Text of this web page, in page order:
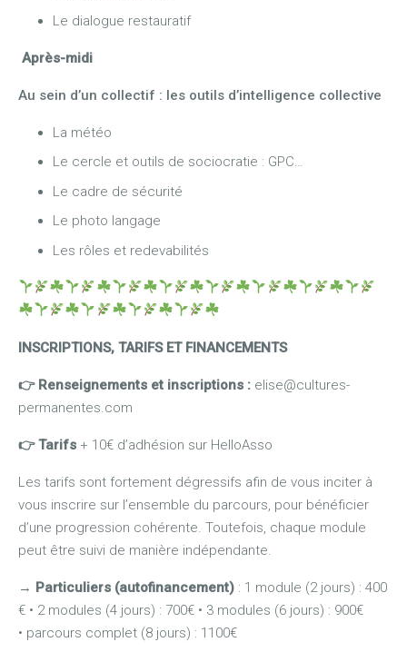
Le dialogue restauratif
Après-midi
Au sein d’un collectif : les outils d’intelligence collective
La météo
Le cercle et outils de sociocratie : GPC…
Le cadre de sécurité
Le photo langage
Les rôles et redevabilités
INSCRIPTIONS, TARIFS ET FINANCEMENTS
👉 Renseignements et inscriptions : elise@cultures-
permanentes.com
👉Tarifs + 10€ d’adhésion sur HelloAsso
Les tarifs sont fortement dégressifs afin de vous inciter à
vous inscrire sur l’ensemble du parcours, pour bénéficier
d’une progression cohérente. Toutefois, chaque module
peut être suivi de manière indépendante.
→ Particuliers (autofinancement) : 1 module (2 jours) : 400
€ • 2 modules (4 jours) : 700€ • 3 modules (6 jours) : 900€
• parcours complet (8 jours) : 1100€